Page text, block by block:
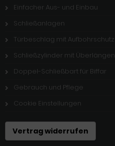
Einfacher Aus- und Einbau
Schließanlagen
Türbeschlag mit Aufbohrschutz
Schließzylinder mit Überlängen
Doppel-Schließbart für Biffar
Gebrauch und Pflege
Cookie Einstellungen
Vertrag widerrufen